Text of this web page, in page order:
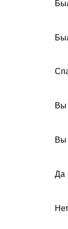
Вы
Вы
Да
Нет